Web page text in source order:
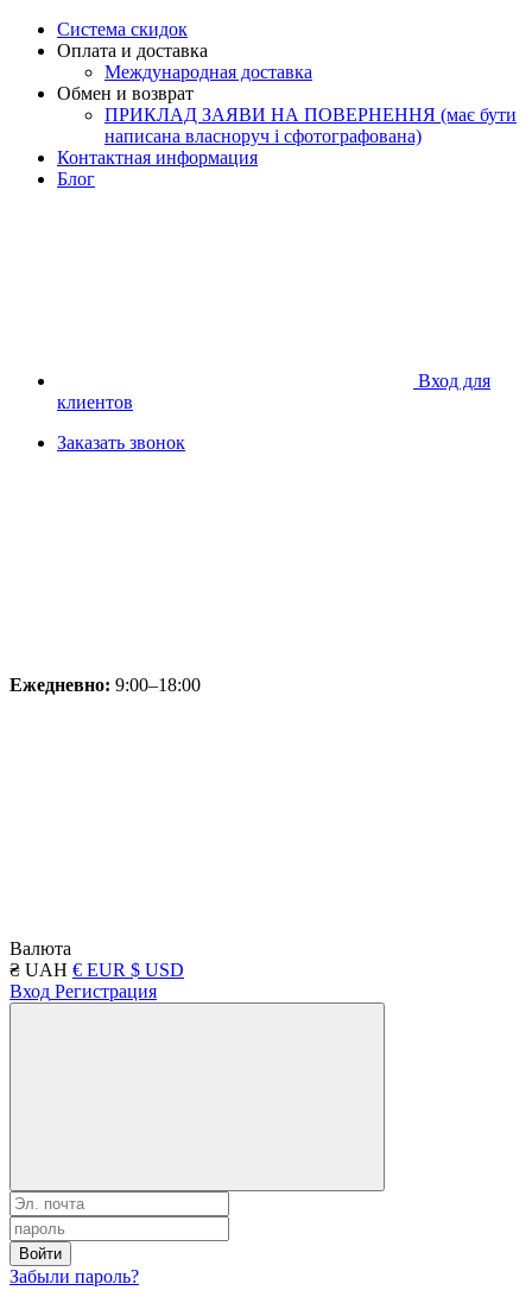
Система скидок
Оплата и доставка
Международная доставка
Обмен и возврат
ПРИКЛАД ЗАЯВИ НА ПОВЕРНЕННЯ (має бути
написана власноруч і сфотографована)
Контактная информация
Блог
Вход для
клиентов
Заказать звонок
Ежедневно: 9:00–18:00
Валюта
₴ UAH € EUR $ USD
Вход Регистрация
Войти
Забыли пароль?